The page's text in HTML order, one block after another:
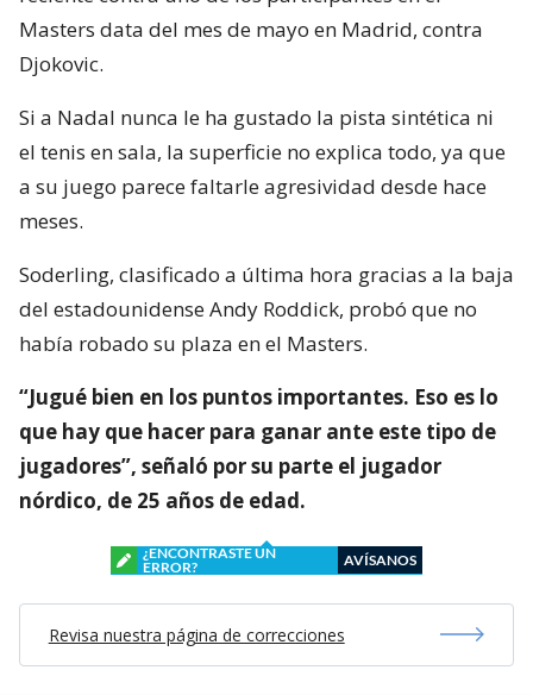
Masters data del mes de mayo en Madrid, contra
Djokovic.
Si a Nadal nunca le ha gustado la pista sintética ni
el tenis en sala, la superficie no explica todo, ya que
a su juego parece faltarle agresividad desde hace
meses.
Soderling, clasificado a última hora gracias a la baja
del estadounidense Andy Roddick, probó que no
había robado su plaza en el Masters.
“Jugué bien en los puntos importantes. Eso es lo
que hay que hacer para ganar ante este tipo de
jugadores”, señaló por su parte el jugador
nórdico, de 25 años de edad.
¿ENCONTRASTE UN
ERROR?
AVÍSANOS
Revisa nuestra página de correcciones